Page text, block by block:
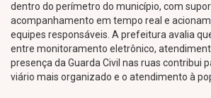
dentro do perímetro do município, com
acompanhamento em tempo real e
equipes responsáveis. A prefeitura avalia
entre monitoramento eletrônico,
presença da Guarda Civil nas ruas contribui
viário mais organizado e o atendimento à